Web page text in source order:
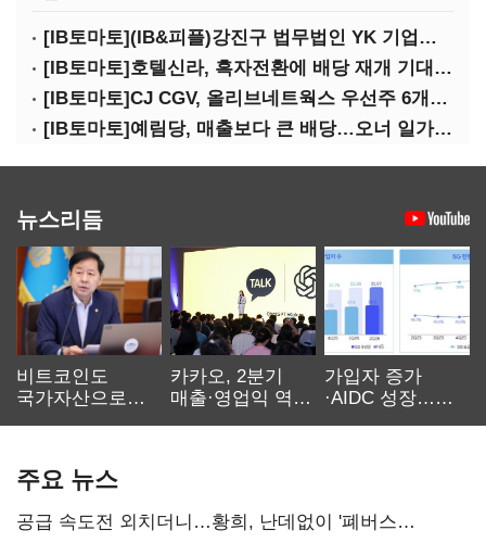
[IB토마토](IB&피플)강진구 법무법인 YK 기업거버넌스센터 센터장
[IB토마토]호텔신라, 흑자전환에 배당 재개 기대감…삼성생명도 웃을까
[IB토마토]CJ CGV, 올리브네트웍스 우선주 6개월 만에 상환…왜?
[IB토마토]예림당, 매출보다 큰 배당…오너 일가에 절반 간다
뉴스리듬
비트코인도
국가자산으로…'
카카오, 2분기
매출·영업익 역대
가입자 증가
·AIDC 성장…
주요 뉴스
공급 속도전 외치더니…황희, 난데없이 '폐버스